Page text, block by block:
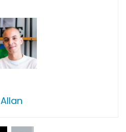
Allan